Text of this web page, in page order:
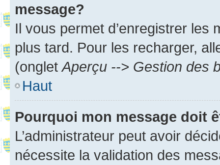
message?
Il vous permet d’enregistrer
plus tard. Pour les recharger,
(onglet Aperçu --> Gestion des
Haut
Pourquoi mon message doit
L’administrateur peut avoir
nécessite la validation des